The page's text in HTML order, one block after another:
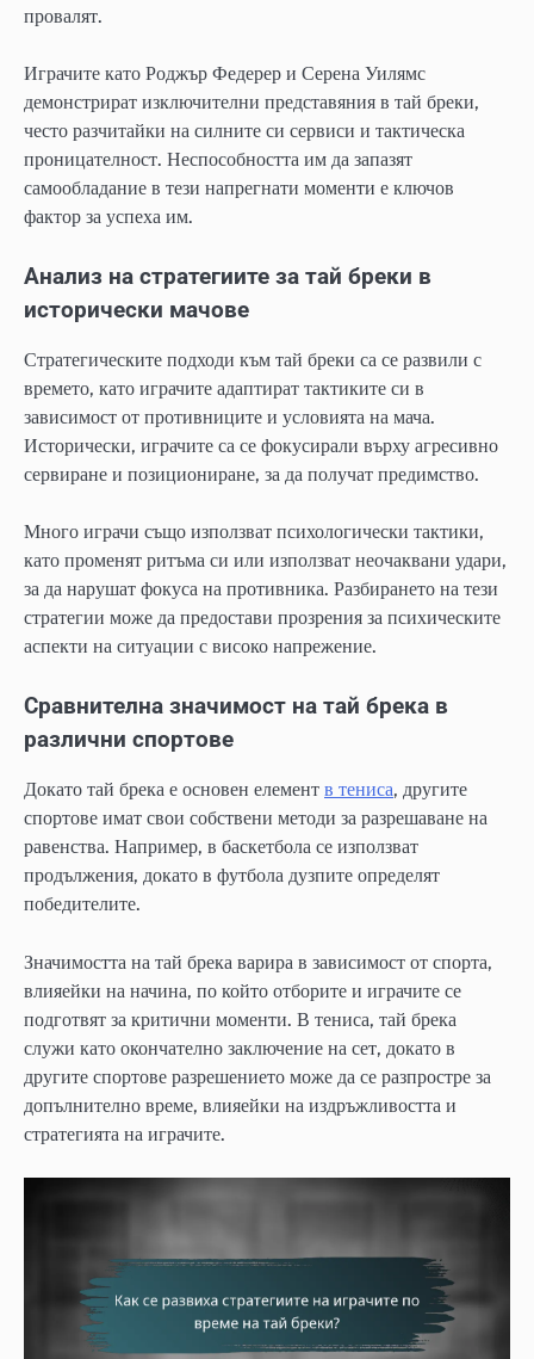
провалят.
Играчите като Роджър Федерер и Серена Уилямс
демонстрират изключителни представяния в тай бреки,
често разчитайки на силните си сервиси и тактическа
проницателност. Неспособността им да запазят
самообладание в тези напрегнати моменти е ключов
фактор за успеха им.
Анализ на стратегиите за тай бреки в
исторически мачове
Стратегическите подходи към тай бреки са се развили с
времето, като играчите адаптират тактиките си в
зависимост от противниците и условията на мача.
Исторически, играчите са се фокусирали върху агресивно
сервиране и позициониране, за да получат предимство.
Много играчи също използват психологически тактики,
като променят ритъма си или използват неочаквани удари,
за да нарушат фокуса на противника. Разбирането на тези
стратегии може да предостави прозрения за психическите
аспекти на ситуации с високо напрежение.
Сравнителна значимост на тай брека в
различни спортове
Докато тай брека е основен елемент в тениса, другите
спортове имат свои собствени методи за разрешаване на
равенства. Например, в баскетбола се използват
продължения, докато в футбола дузпите определят
победителите.
Значимостта на тай брека варира в зависимост от спорта,
влияейки на начина, по който отборите и играчите се
подготвят за критични моменти. В тениса, тай брека
служи като окончателно заключение на сет, докато в
другите спортове разрешението може да се разпростре за
допълнително време, влияейки на издръжливостта и
стратегията на играчите.